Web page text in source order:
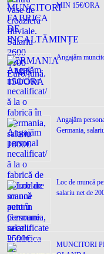
MIN 15€/ORA
Angajăm
Angajăm
Germania,
Loc de muncǎ
salariu net de
MUNCITORI